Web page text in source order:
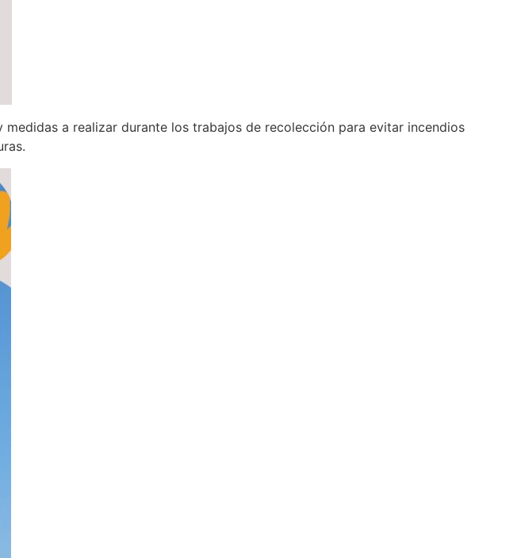
a realizar durante los trabajos de recolección para evitar incendios